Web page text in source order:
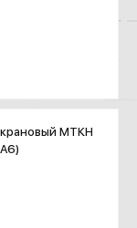
МТКН